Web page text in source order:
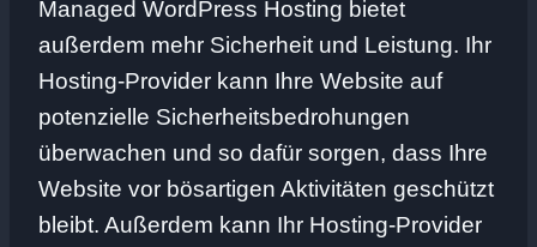
Managed WordPress Hosting bietet
außerdem mehr Sicherheit und Leistung. Ihr
Hosting-Provider kann Ihre Website auf
potenzielle Sicherheitsbedrohungen
überwachen und so dafür sorgen, dass Ihre
Website vor bösartigen Aktivitäten geschützt
bleibt. Außerdem kann Ihr Hosting-Provider